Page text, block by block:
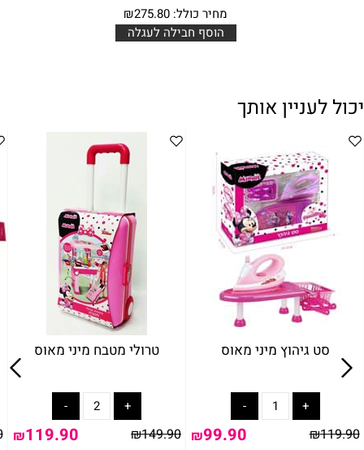
מחיר כולל: ₪275.80
הוסף חבילה לעגלה
יכול לעניין אותך
טרולי מטבח מיני מאוס
₪149.90
₪119.90
סט גיהוץ מיני מאוס
₪119.90
₪99.90